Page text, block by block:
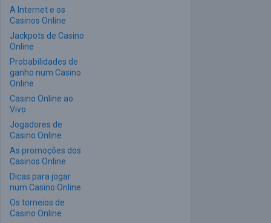
A Internet e os
Casinos Online
Jackpots de Casino
Online
Probabilidades de
ganho num Casino
Online
Casino Online ao
Vivo
Jogadores de
Casino Online
As promoções dos
Casinos Online
Dicas para jogar
num Casino Online
Os torneios de
Casino Online